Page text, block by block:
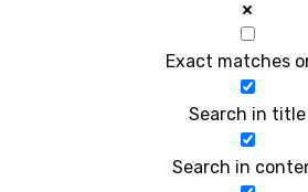
Exact matches
Search in title
Search in